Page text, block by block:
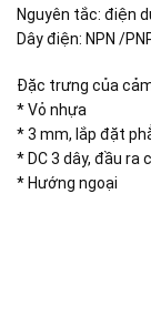
Nguyên tắc: điện
Dây điện: NPN /
Đặc trưng của
* Vỏ nhựa
* 3 mm, lắp đặt
* DC 3 dây, đầu ra
* Hướng ngoại